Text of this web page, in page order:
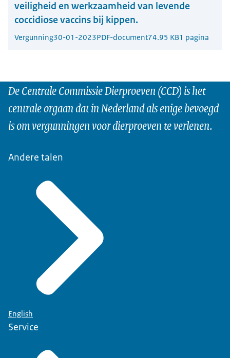
veiligheid en werkzaamheid van levende
coccidiose vaccins bij kippen.
Vergunning30-01-2023PDF-document74.95 KB1 pagina
De Centrale Commissie Dierproeven (CCD) is het
centrale orgaan dat in Nederland als enige bevoegd
is om vergunningen voor dierproeven te verlenen.
Andere talen
English
Service